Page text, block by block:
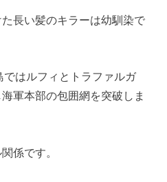
長い髪のキラーは幼馴染で
ではルフィとトラファルガ
軍本部の包囲網を突破しま
係です。